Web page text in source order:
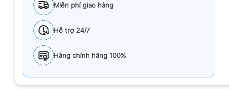
Miễn phí giao hàng
Hỗ trợ 24/7
Hàng chính hãng 100%